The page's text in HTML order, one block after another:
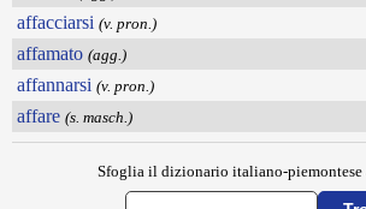
affacciarsi (v. pron.)
affamato (agg.)
affannarsi (v. pron.)
affare (s. masch.)
Sfoglia il dizionario italiano-piemontese